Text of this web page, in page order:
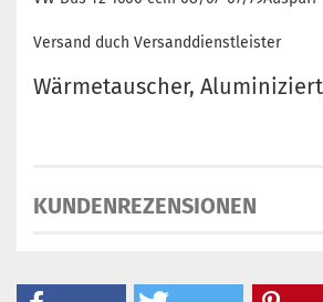
Versand duch Versanddienstleister
Wärmetauscher,
KUNDENREZENSIONEN